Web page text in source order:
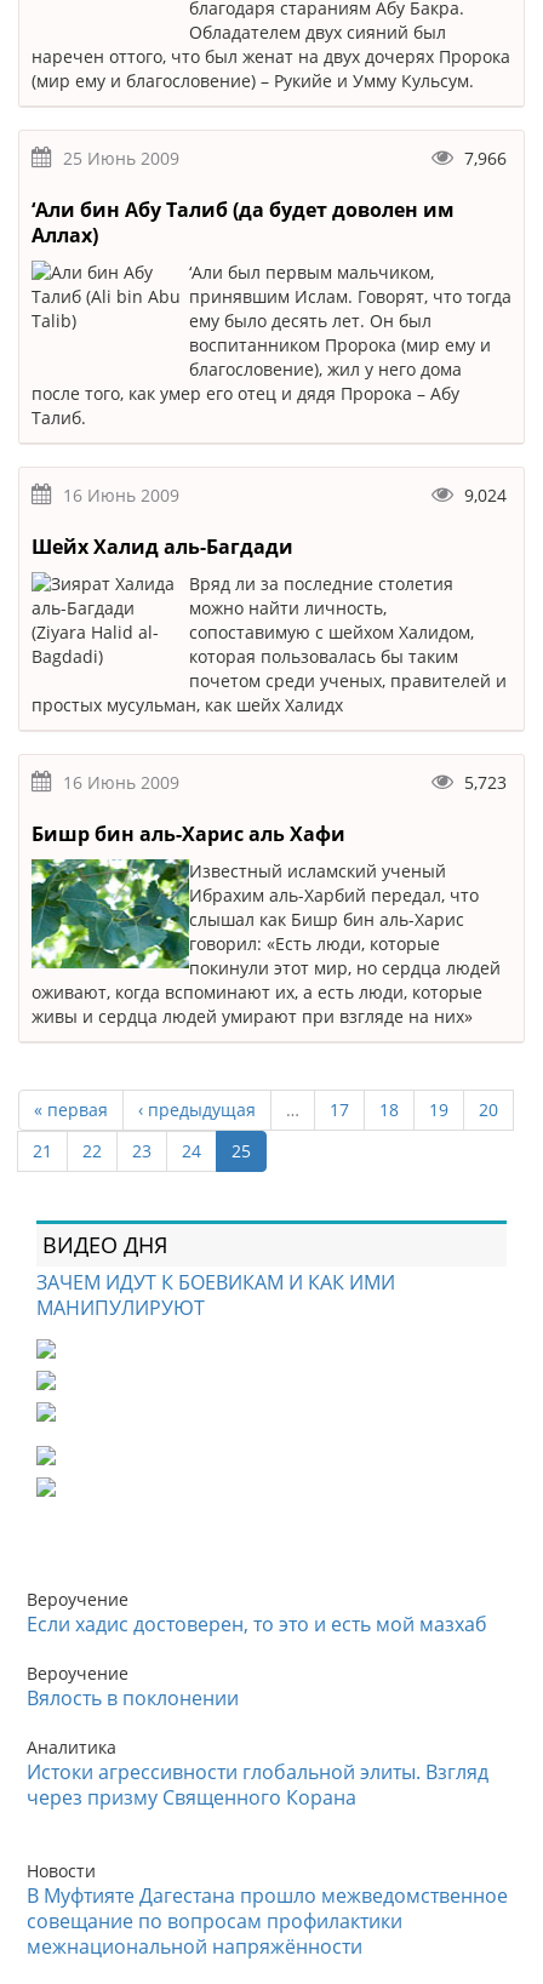
благодаря стараниям Абу Бакра.
Обладателем двух сияний был
наречен оттого, что был женат на двух дочерях Пророка
(мир ему и благословение) – Рукийе и Умму Кульсум.
25 Июнь 2009 7,966
‘Али бин Абу Талиб (да будет доволен им
Аллах)
‘Али был первым мальчиком,
принявшим Ислам. Говорят, что тогда
ему было десять лет. Он был
воспитанником Пророка (мир ему и
благословение), жил у него дома
после того, как умер его отец и дядя Пророка – Абу
Талиб.
16 Июнь 2009 9,024
Шейх Халид аль-Багдади
Вряд ли за последние столетия
можно найти личность,
сопоставимую с шейхом Халидом,
которая пользовалась бы таким
почетом среди ученых, правителей и
простых мусульман, как шейх Халидх
16 Июнь 2009 5,723
Бишр бин аль-Харис аль Хафи
Известный исламский ученый
Ибрахим аль-Харбий передал, что
слышал как Бишр бин аль-Харис
говорил: «Есть люди, которые
покинули этот мир, но сердца людей
оживают, когда вспоминают их, а есть люди, которые
живы и сердца людей умирают при взгляде на них»
« первая ‹ предыдущая … 17 18 19
20
21
22 23 24 25
ВИДЕО ДНЯ
ЗАЧЕМ ИДУТ К БОЕВИКАМ И КАК ИМИ
МАНИПУЛИРУЮТ
Вероучение
Если хадис достоверен, то это и есть мой мазхаб
Вероучение
Вялость в поклонении
Аналитика
Истоки агрессивности глобальной элиты. Взгляд
через призму Священного Корана
Новости
В Муфтияте Дагестана прошло межведомственное
совещание по вопросам профилактики
межнациональной напряжённости